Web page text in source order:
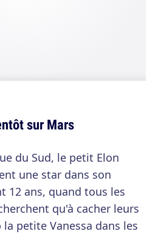
sur Mars
du Sud, le petit Elon
une star dans son
12 ans, quand tous les
qu'à cacher leurs
petite Vanessa dans les